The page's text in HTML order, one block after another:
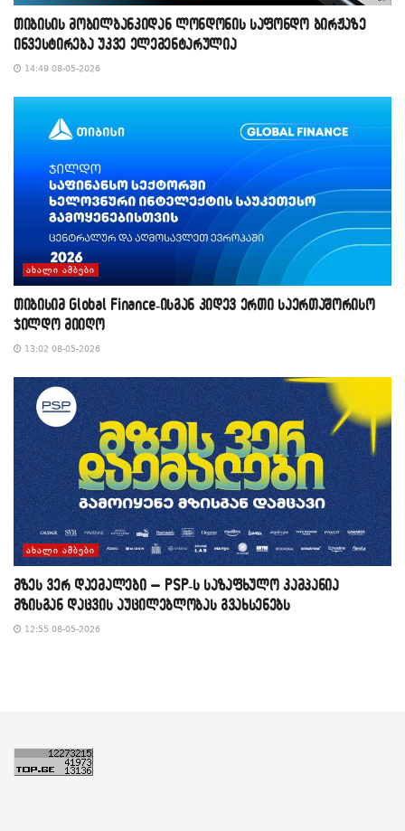
თიბისის მობილბანკიდან ლონდონის საფონდო ბირჟაზე
ინვესტირება უკვე ელემენტარულია
14:49 08-05-2026
ᲐᲮᲐᲚᲘ ᲐᲛᲑᲔᲑᲘ
თიბისიმ Global Finance-ისგან კიდევ ერთი საერთაშორისო
ჯილდო მიიღო
13:02 08-05-2026
ᲐᲮᲐᲚᲘ ᲐᲛᲑᲔᲑᲘ
მზეს ვერ დაემალები – PSP-ს საზაფხულო კამპანია
მზისგან დაცვის აუცილებლობას გვახსენებს
12:55 08-05-2026